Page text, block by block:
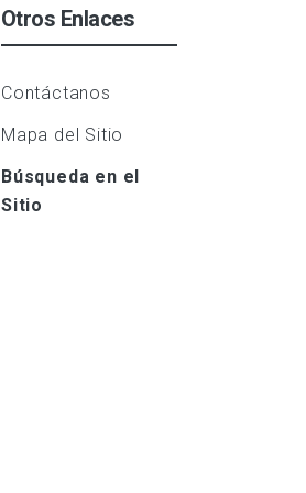
Otros Enlaces
Contáctanos
Mapa del Sitio
Búsqueda en el
Sitio